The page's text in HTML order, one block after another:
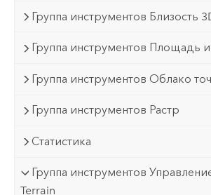
Группа инструментов Близость
Группа инструментов Площадь
Группа инструментов Облако
Группа инструментов Растр
Статистика
Группа инструментов
Terrain